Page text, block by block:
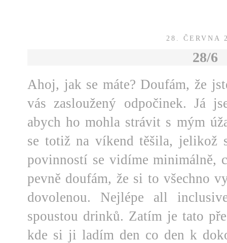
28. ČERVNA
28/6
Ahoj, jak se máte? Doufám, že
vás zasloužený odpočinek. Já
abych ho mohla strávit s mým
se totiž na víkend těšila, jelikož
povinností se vidíme minimálně,
pevně doufám, že si to všechno
dovolenou. Nejlépe all
spoustou drinků. Zatím je tato
kde si ji ladím den co den k